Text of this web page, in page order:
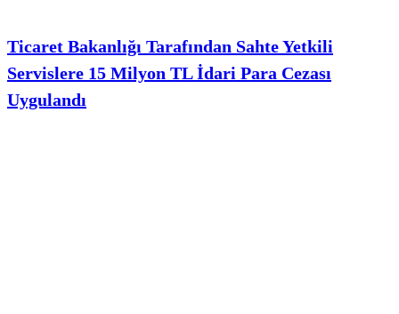
Ticaret Bakanlığı Tarafından Sahte Yetkili
Servislere 15 Milyon TL İdari Para Cezası
Uygulandı